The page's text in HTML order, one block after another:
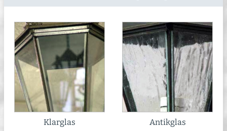
Klarglas Antikglas